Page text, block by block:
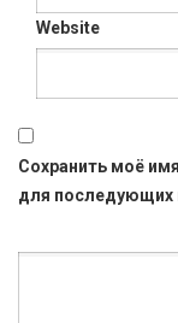
Website
Сохранить моё
для последующих